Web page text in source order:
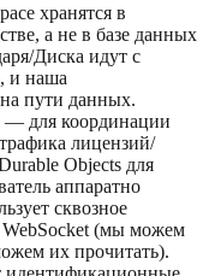
хранятся в
а не в базе данных
Диска идут с
и наша
пути данных.
— для координации
лицензий/
Objects для
аппаратно
сквозное
(мы можем
их прочитать).